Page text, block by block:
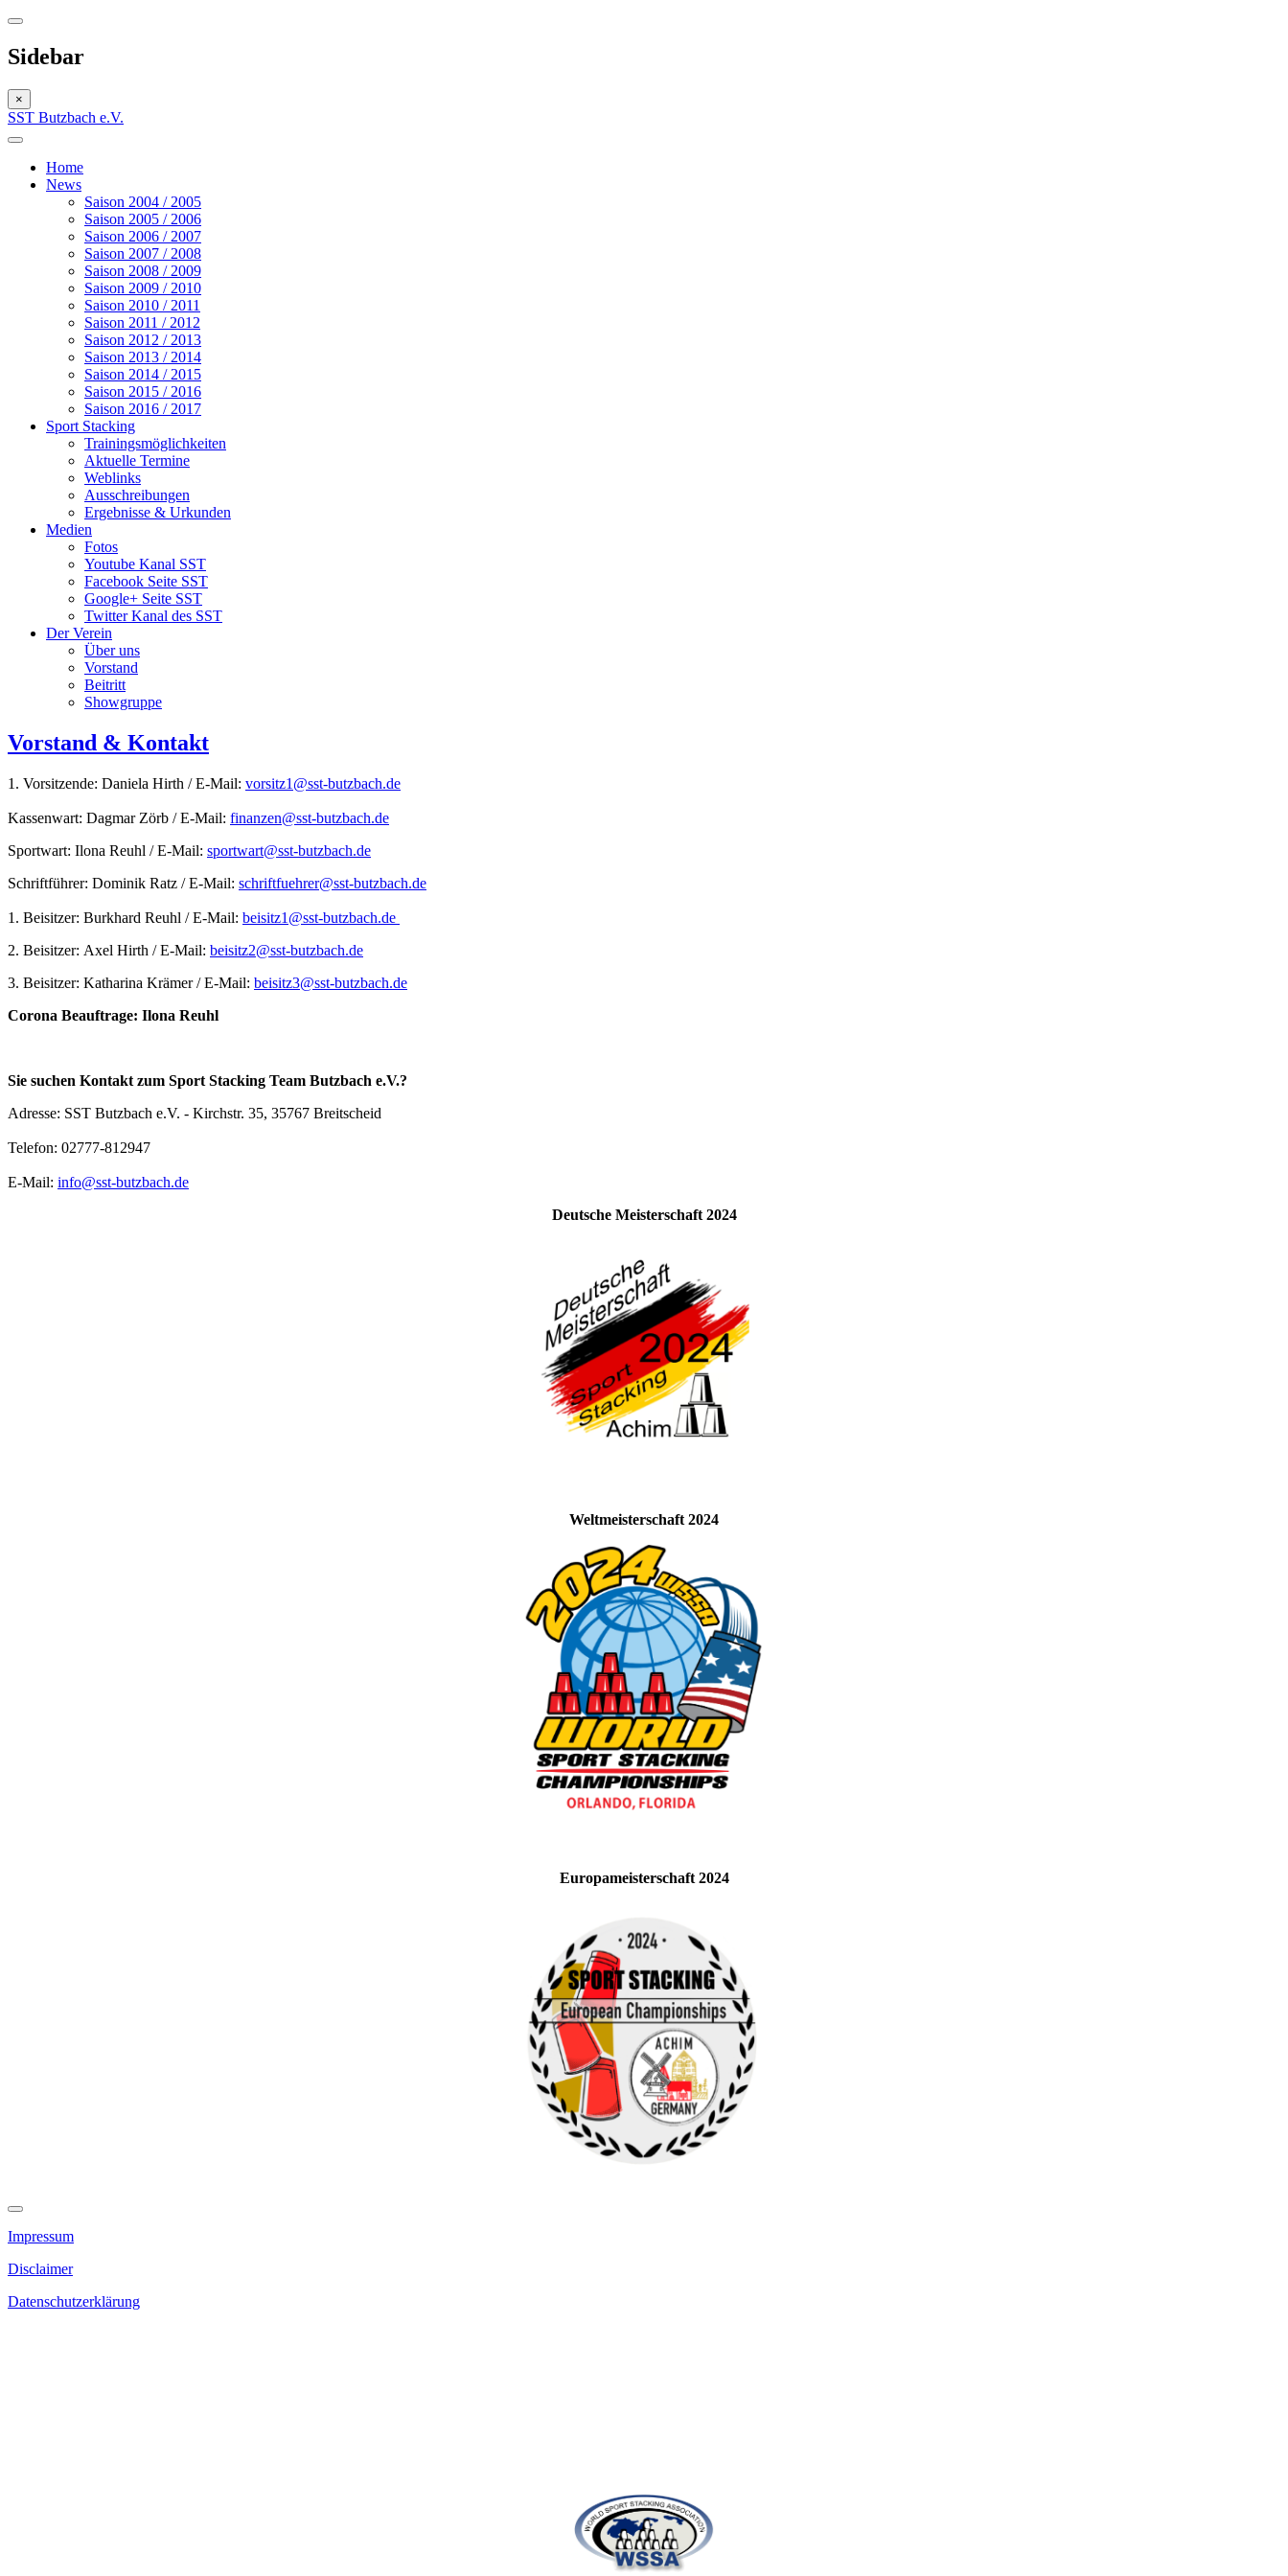
Sidebar
×
SST Butzbach e.V.
Home
News
Saison 2004 / 2005
Saison 2005 / 2006
Saison 2006 / 2007
Saison 2007 / 2008
Saison 2008 / 2009
Saison 2009 / 2010
Saison 2010 / 2011
Saison 2011 / 2012
Saison 2012 / 2013
Saison 2013 / 2014
Saison 2014 / 2015
Saison 2015 / 2016
Saison 2016 / 2017
Sport Stacking
Trainingsmöglichkeiten
Aktuelle Termine
Weblinks
Ausschreibungen
Ergebnisse & Urkunden
Medien
Fotos
Youtube Kanal SST
Facebook Seite SST
Google+ Seite SST
Twitter Kanal des SST
Der Verein
Über uns
Vorstand
Beitritt
Showgruppe
Vorstand & Kontakt
1. Vorsitzende: Daniela Hirth / E-Mail: vorsitz1@sst-butzbach.de
Kassenwart: Dagmar Zörb / E-Mail: finanzen@sst-butzbach.de
Sportwart: Ilona Reuhl / E-Mail: sportwart@sst-butzbach.de
Schriftführer: Dominik Ratz / E-Mail: schriftfuehrer@sst-butzbach.de
1. Beisitzer: Burkhard Reuhl / E-Mail: beisitz1@sst-butzbach.de
2. Beisitzer: Axel Hirth / E-Mail: beisitz2@sst-butzbach.de
3. Beisitzer: Katharina Krämer / E-Mail: beisitz3@sst-butzbach.de
Corona Beauftrage: Ilona Reuhl
Sie suchen Kontakt zum Sport Stacking Team Butzbach e.V.?
Adresse: SST Butzbach e.V. - Kirchstr. 35, 35767 Breitscheid
Telefon: 02777-812947
E-Mail: info@sst-butzbach.de
Deutsche Meisterschaft 2024
Weltmeisterschaft 2024
Europameisterschaft 2024
Impressum
Disclaimer
Datenschutzerklärung